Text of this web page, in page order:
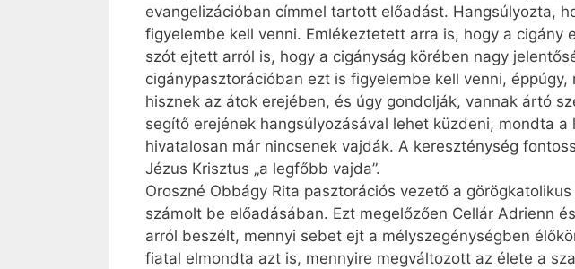
evangelizációban címmel tartott előadást. Hangsúlyozta,
figyelembe kell venni. Emlékeztetett arra is, hogy a
szót ejtett arról is, hogy a cigányság körében nagy
cigánypasztorációban ezt is figyelembe kell venni,
hisznek az átok erejében, és úgy gondolják, vannak ártó
segítő erejének hangsúlyozásával lehet küzdeni, mondta
hivatalosan már nincsenek vajdák. A kereszténység
Jézus Krisztus „a legfőbb vajda”.
Oroszné Obbágy Rita pasztorációs vezető a
számolt be előadásában. Ezt megelőzően Cellár Adrienn
arról beszélt, mennyi sebet ejt a mélyszegénységben
fiatal elmondta azt is, mennyire megváltozott az élete a